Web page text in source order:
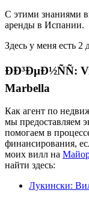
С этими знаниями
аренды в Испании.
Здесь у меня есть 2
Marbella
Как агент по
мы предоставляем
помогаем в
финансирования,
моих вилл на
найти здесь:
Лукински: